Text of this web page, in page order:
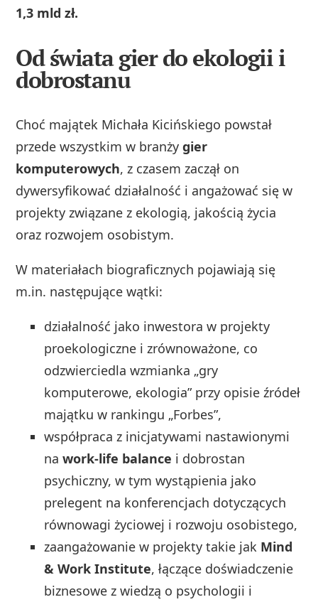
1,3 mld zł.
Od świata gier do ekologii i
dobrostanu
Choć majątek Michała Kicińskiego powstał
przede wszystkim w branżygier
komputerowych, z czasem zaczął on
dywersyfikować działalność i angażować się w
projekty związane z ekologią, jakością życia
oraz rozwojem osobistym.
W materiałach biograficznych pojawiają się
m.in. następujące wątki:
działalność jako inwestora w projekty
proekologiczne i zrównoważone, co
odzwierciedla wzmianka „gry
komputerowe, ekologia” przy opisie źródeł
majątku w rankingu „Forbes”,
współpraca z inicjatywami nastawionymi
nawork‑life balance i dobrostan
psychiczny, w tym wystąpienia jako
prelegent na konferencjach dotyczących
równowagi życiowej i rozwoju osobistego,
zaangażowanie w projekty takie jak Mind
& Work Institute, łączące doświadczenie
biznesowe z wiedzą o psychologii i